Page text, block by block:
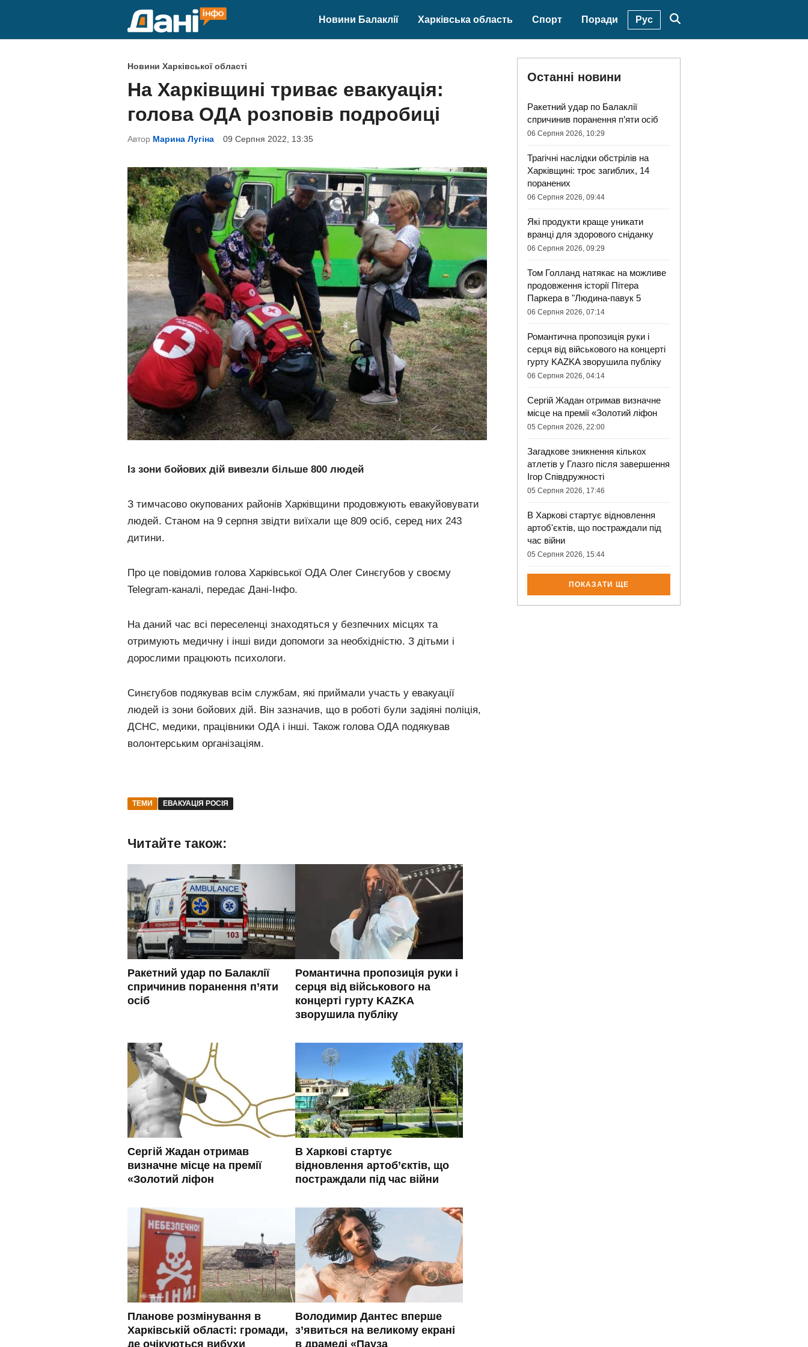
Новини Балаклії Харківська область Спорт Поради Рус
P
o
s
i
n
Новини Харківської області
На Харківщині триває евакуація:
голова ОДА розповів подробиці
Автор Марина Лугіна 09 Серпня 2022, 13:35
Із зони бойових дій вивезли більше 800 людей
З тимчасово окупованих районів Харківщини продовжують евакуйовувати
людей. Станом на 9 серпня звідти виїхали ще 809 осіб, серед них 243
дитини.
Про це повідомив голова Харківської ОДА Олег Синєгубов у своєму
Telegram-каналі, передає Дані-Інфо.
На даний час всі переселенці знаходяться у безпечних місцях та
отримують медичну і інші види допомоги за необхідністю. З дітьми і
дорослими працюють психологи.
Синєгубов подякував всім службам, які приймали участь у евакуації
людей із зони бойових дій. Він зазначив, що в роботі були задіяні поліція,
ДСНС, медики, працівники ОДА і інші. Також голова ОДА подякував
волонтерським організаціям.
ТЕМИ ЕВАКУАЦІЯ РОСІЯ
Читайте також:
Ракетний удар по Балаклії
спричинив поранення п’яти
осіб
Романтична пропозиція руки і
серця від військового на
концерті гурту KAZKA
зворушила публіку
Сергій Жадан отримав
визначне місце на премії
«Золотий ліфон
В Харкові стартує
відновлення артоб’єктів, що
постраждали під час війни
Планове розмінування в
Харківській області: громади,
де очікуються вибухи
Володимир Дантес вперше
з’явиться на великому екрані
в драмеді «Пауза
Останні новини
Ракетний удар по Балаклії
спричинив поранення п’яти осіб
06 Серпня 2026, 10:29
Трагічні наслідки обстрілів на
Харківщині: троє загиблих, 14
поранених
06 Серпня 2026, 09:44
Які продукти краще уникати
вранці для здорового сніданку
06 Серпня 2026, 09:29
Том Голланд натякає на можливе
продовження історії Пітера
Паркера в "Людина-павук 5
06 Серпня 2026, 07:14
Романтична пропозиція руки і
серця від військового на концерті
гурту KAZKA зворушила публіку
06 Серпня 2026, 04:14
Сергій Жадан отримав визначне
місце на премії «Золотий ліфон
05 Серпня 2026, 22:00
Загадкове зникнення кількох
атлетів у Глазго після завершення
Ігор Співдружності
05 Серпня 2026, 17:46
В Харкові стартує відновлення
артоб'єктів, що постраждали під
час війни
05 Серпня 2026, 15:44
ПОКАЗАТИ ЩЕ